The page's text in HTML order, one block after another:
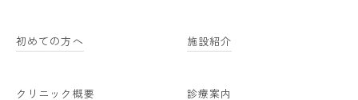
初めての方へ
クリニック概要
施設紹介
診療案内